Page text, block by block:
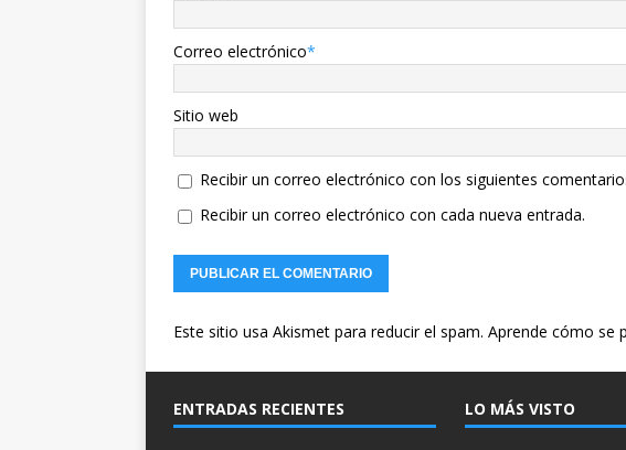
Correo electrónico*
Sitio web
Recibir un correo electrónico con los siguientes
Recibir un correo electrónico con cada nueva entrada.
Este sitio usa Akismet para reducir el spam. Aprende cómo se
ENTRADAS RECIENTES LO MÁS VISTO